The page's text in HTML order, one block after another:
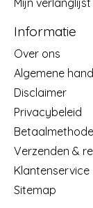
Informatie
Over ons
Algemene
Disclaimer
Privacybeleid
Verzenden &
Klantenservice
Sitemap